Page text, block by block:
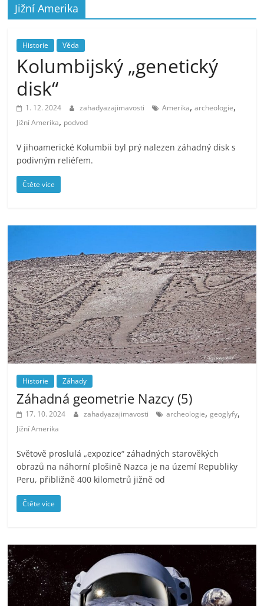
Jižní Amerika
Historie Věda
Kolumbijský „genetický
disk“
1. 12. 2024 zahadyazajimavosti Amerika,archeologie,
Jižní Amerika, podvod
V jihoamerické Kolumbii byl prý nalezen záhadný disk s
podivným reliéfem.
Čtěte více
Historie Záhady
Záhadná geometrie Nazcy (5)
17. 10. 2024 zahadyazajimavosti archeologie,geoglyfy,
Jižní Amerika
Světově proslulá „expozice“ záhadných starověkých
obrazů na náhorní plošině Nazca je na území Republiky
Peru, přibližně 400 kilometrů jižně od
Čtěte více